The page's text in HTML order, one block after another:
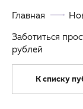
Партнерам
Закупки
Детская
Оптика
Главная
Заботиться
рублей
К списку